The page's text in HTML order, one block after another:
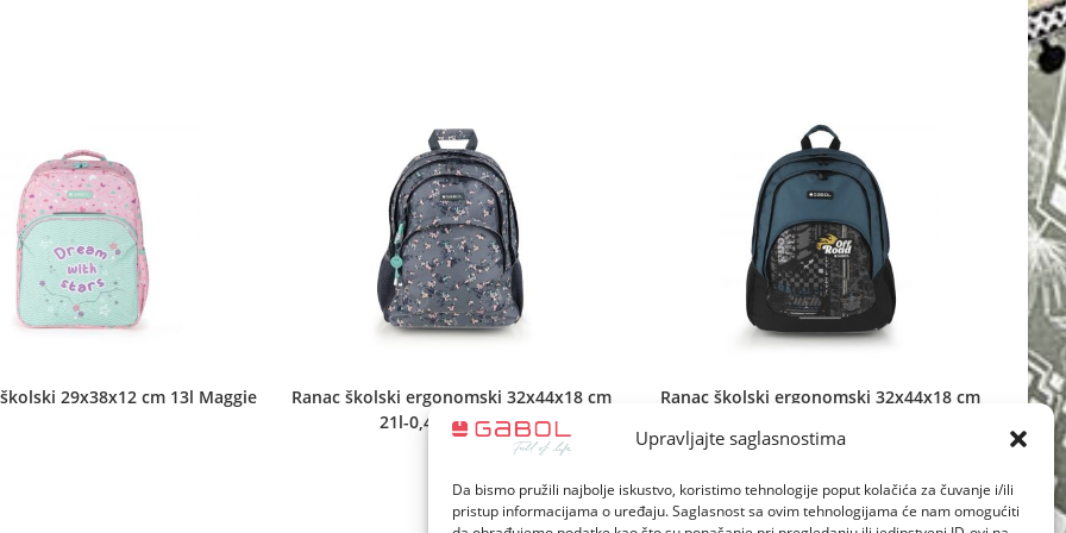
Upravljajte saglasnostima
Da bismo pružili najbolje iskustvo, koristimo tehnologije poput kolačića za čuvanje i/ili
pristup informacijama o uređaju. Saglasnost sa ovim tehnologijama će nam omogućiti
29x38x12 cm 13l Maggie
Ranac školski ergonomski 32x44x18 cm
21l-0,43 kg Secret
Ranac školski ergonomski 32x44x18 cm